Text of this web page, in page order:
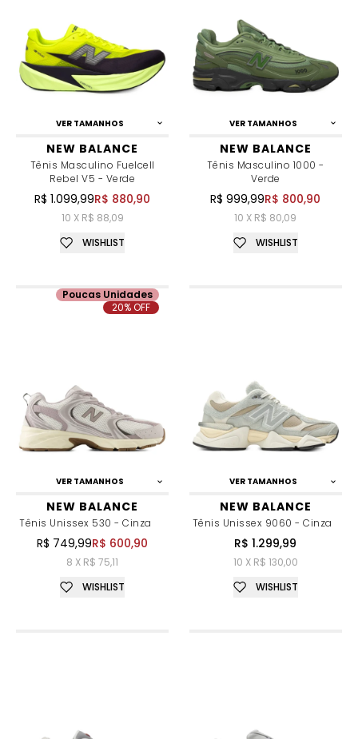
VER TAMANHOS
NEW BALANCE
Tênis Masculino Fuelcell
Rebel V5 - Verde
R$ 1.099,99R$ 880,90
10 X R$ 88,09
WISHLIST
VER TAMANHOS
NEW BALANCE
Tênis Masculino 1000 -
Verde
R$ 999,99R$ 800,90
10 X R$ 80,09
WISHLIST
VER TAMANHOS
NEW BALANCE
Tênis Unissex 530 - Cinza
R$ 749,99R$ 600,90
8 X R$ 75,11
Poucas Unidades
20% OFF
WISHLIST
VER TAMANHOS
NEW BALANCE
Tênis Unissex 9060 - Cinza
R$ 1.299,99
10 X R$ 130,00
WISHLIST